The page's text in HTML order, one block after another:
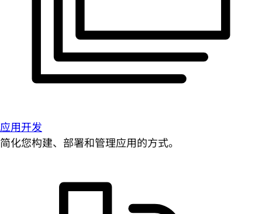
应用开发
简化您构建、部署和管理应用的方式。